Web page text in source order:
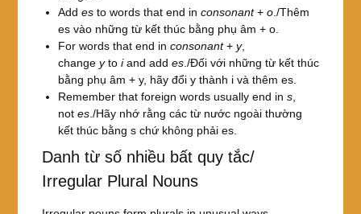
Add esto words that end in consonant+ o./Thêm
es vào những từ kết thúc bằng phụ âm + o.
For words that end in consonant+ y,
change yto iand add es./Đối với những từ kết thúc
bằng phụ âm + y, hãy đổi y thành i và thêm es.
Remember that foreign words usually end in s,
not es./Hãy nhớ rằng các từ nước ngoài thường
kết thúc bằng s chứ không phải es.
Danh từ số nhiều bất quy tắc/
Irregular Plural Nouns